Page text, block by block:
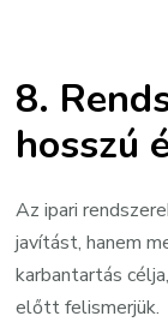
8.
hosszú
Az ipari
javítást, hanem
karbantartás
előtt felismerjük.